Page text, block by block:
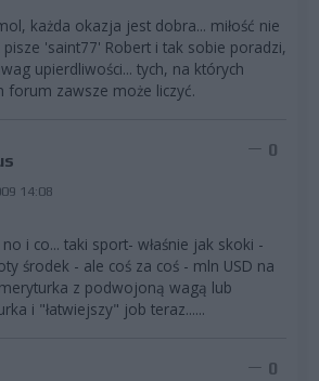
każda okazja jest dobra... miłość nie
pisze 'saint77' Robert i tak sobie poradzi,
upierdliwości... tych, na których
forum zawsze może liczyć.
14:08
0
i co... taki sport- właśnie jak skoki -
środek - ale coś za coś - mln USD na
z podwojoną wagą lub
i "łatwiejszy" job teraz......
0